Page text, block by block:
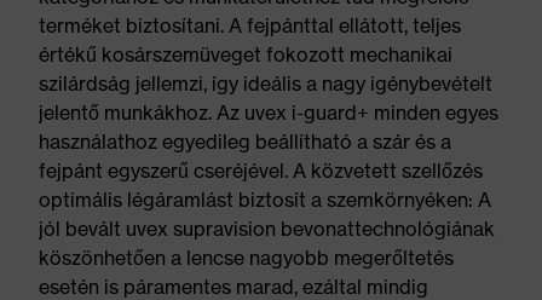
terméket biztosítani. A fejpánttal ellátott, teljes
értékű kosárszemüveget fokozott mechanikai
szilárdság jellemzi, így ideális a nagy igénybevételt
jelentő munkákhoz. Az uvex i-guard+ minden egyes
használathoz egyedileg beállítható a szár és a
fejpánt egyszerű cseréjével. A közvetett szellőzés
optimális légáramlást biztosít a szemkörnyéken: A
jól bevált uvex supravision bevonattechnológiának
köszönhetően a lencse nagyobb megerőltetés
esetén is páramentes marad, ezáltal mindig